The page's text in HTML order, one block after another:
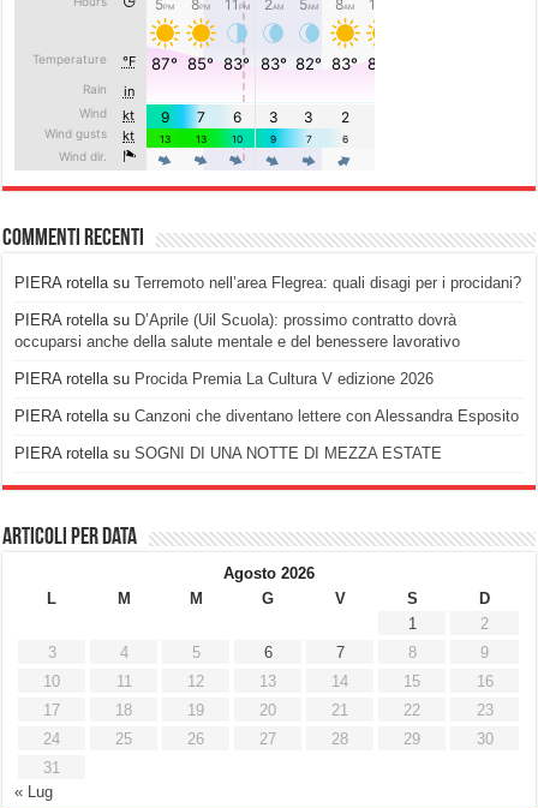
Commenti recenti
PIERA rotellasuTerremoto nell’area Flegrea: quali disagi per i procidani?
PIERA rotellasu D’Aprile (Uil Scuola): prossimo contratto dovrà
occuparsi anche della salute mentale e del benessere lavorativo
PIERA rotellasu Procida Premia La Cultura V edizione 2026
PIERA rotellasuCanzoni che diventano lettere con Alessandra Esposito
PIERA rotellasuSOGNI DI UNA NOTTE DI MEZZA ESTATE
Articoli per data
Agosto 2026
L
M M G V S
D
1
2
3
4 5 6 7 8
9
10
11 12 13 14 15
16
17
18 19 20 21 22
23
24
25 26 27 28 29
30
31
« Lug